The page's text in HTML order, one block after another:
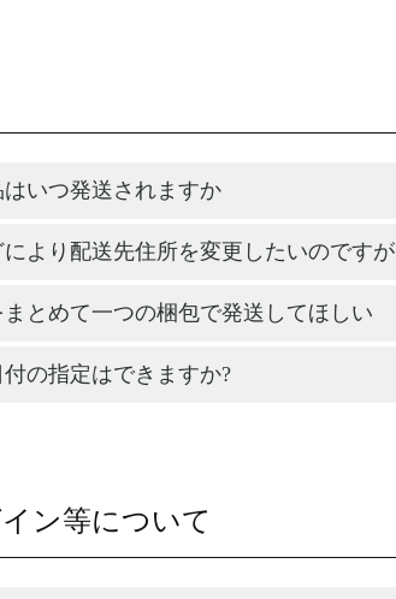
いつ発送されますか
より配送先住所を変更したいのですが
とめて一つの梱包で発送してほしい
の指定はできますか?
ン等について